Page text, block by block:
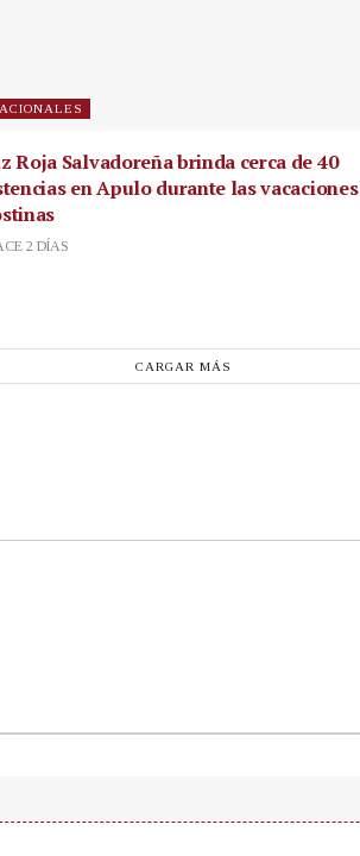
Roja Salvadoreña brinda cerca de 40
en Apulo durante las vacaciones
2 DÍAS
CARGAR MÁS